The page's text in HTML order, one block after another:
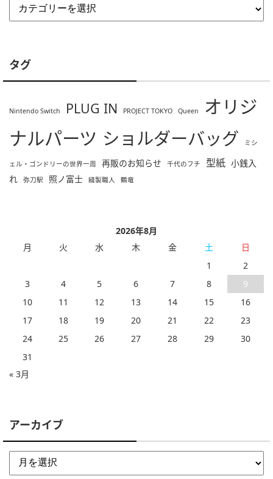
タグ
Nintendo Switch PLUG IN PROJECT TOKYO Queen
オリジ
ナルパーツ ショルダーバッグ ミシ
ェル・ゴンドリーの世界一周 再販のお知らせ 千代のフチ 型紙 小銭入
れ
弥刀駅 照ノ富士 縫製職人 鶴竜
2026年8月
月
火 水 木 金 土
日
1
2
3
4 5 6 7 8
9
10
11 12 13 14 15
16
17
18 19 20 21 22
23
24
25 26 27 28 29
30
31
« 3月
アーカイブ